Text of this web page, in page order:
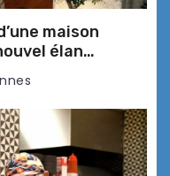
6 mains au Caffé
délices et
maison
élan